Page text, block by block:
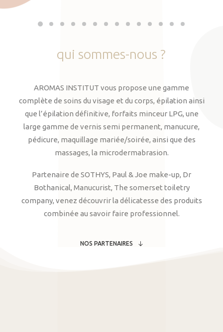
qui sommes-nous ?
AROMAS INSTITUT vous propose une gamme
complète de soins du visage et du corps, épilation ainsi
que l’épilation définitive, forfaits minceur LPG, une
large gamme de vernis semi permanent, manucure,
pédicure, maquillage mariée/soirée, ainsi que des
massages, la microdermabrasion.
Partenaire de SOTHYS, Paul & Joe make-up, Dr
Bothanical, Manucurist, The somerset toiletry
company, venez découvrir la délicatesse des produits
combinée au savoir faire professionnel.
NOS PARTENAIRES